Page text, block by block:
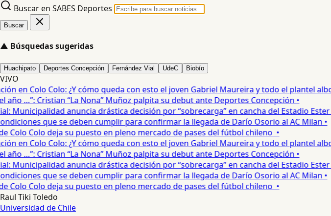
Buscar en SABES Deportes
Buscar
▲ Búsquedas sugeridas
Huachipato Deportes Concepción Fernández Vial UdeC Biobío
VIVO
en Colo Colo: ¿Y cómo queda con esto el joven Gabriel Maureira y todo el plantel albo?
…”: Cristian “La Nona” Muñoz palpita su debut ante Deportes Concepción •
Municipalidad anuncia drástica decisión por “sobrecarga” en cancha del Estadio Ester
que se deben cumplir para confirmar la llegada de Darío Osorio al AC Milan •
Colo Colo deja su puesto en pleno mercado de pases del fútbol chileno •
en Colo Colo: ¿Y cómo queda con esto el joven Gabriel Maureira y todo el plantel albo?
…”: Cristian “La Nona” Muñoz palpita su debut ante Deportes Concepción •
Municipalidad anuncia drástica decisión por “sobrecarga” en cancha del Estadio Ester
que se deben cumplir para confirmar la llegada de Darío Osorio al AC Milan •
Colo Colo deja su puesto en pleno mercado de pases del fútbol chileno •
Raul Tiki Toledo
Universidad de Chile